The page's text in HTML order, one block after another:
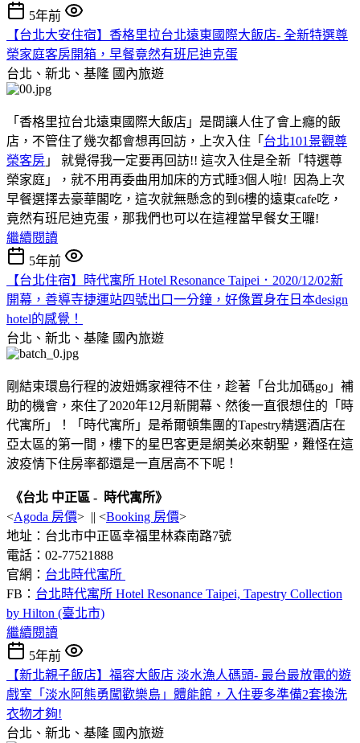
5年前
【台北大安住宿】香格里拉台北遠東國際大飯店- 全新特選尊
榮家庭客房開箱，早餐竟然有班尼迪克蛋
台北、新北、基隆 國內旅遊
「香格里拉台北遠東國際大飯店」是間讓人住了會上癮的飯
店，不管住了幾次都會想再回訪，上次入住「 台北101景觀尊
榮客房 」 就覺得我一定要再回訪!! 這次入住是全新「特選尊
榮家庭」，就不用再委曲用加床的方式睡3個人啦! 因為上次
早餐選擇去豪華閣吃，這次就無懸念的到6樓的遠東cafe吃，
竟然有班尼迪克蛋，那我們也可以在這裡當早餐女王囉!
繼續閱讀
5年前
【台北住宿】時代寓所 Hotel Resonance Taipei．2020/12/02新
開幕，善導寺捷運站四號出口一分鐘，好像置身在日本design
hotel的感覺！
台北、新北、基隆 國內旅遊
剛結束環島行程的波妞媽家裡待不住，趁著「台北加碼go」補
助的機會，來住了2020年12月新開幕、然後一直很想住的「時
代寓所」！「時代寓所」是希爾頓集團的Tapestry精選酒店在
亞太區的第一間，樓下的星巴客更是網美必來朝聖，難怪在這
波疫情下住房率都還是一直居高不下呢！
《台北 中正區 - 時代寓所》
<Agoda 房價> || <Booking 房價>
地址：台北市中正區幸福里林森南路7號
電話：02-77521888
官網： 台北時代寓所
FB： 台北時代寓所 Hotel Resonance Taipei, Tapestry Collection
by Hilton (臺北市)
繼續閱讀
5年前
【新北親子飯店】福容大飯店 淡水漁人碼頭- 最台最放電的遊
戲室「淡水阿熊勇闖歡樂島」體能館，入住要多準備2套換洗
衣物才夠!
台北、新北、基隆 國內旅遊